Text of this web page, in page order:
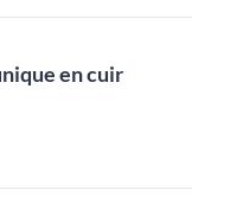
en cuir